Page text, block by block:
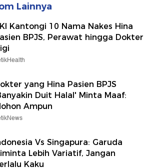
Lainnya
Kantongi 10 Nama Nakes Hina
BPJS, Perawat hingga Dokter
yang Hina Pasien BPJS
Duit Halal' Minta Maaf:
Ampun
Vs Singapura: Garuda
Lebih Variatif, Jangan
Kaku